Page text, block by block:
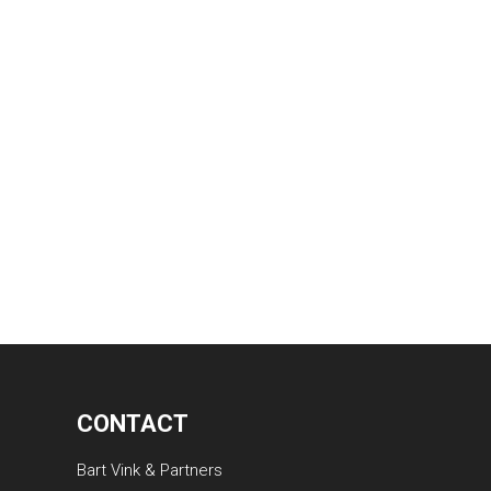
CONTACT
Bart Vink & Partners